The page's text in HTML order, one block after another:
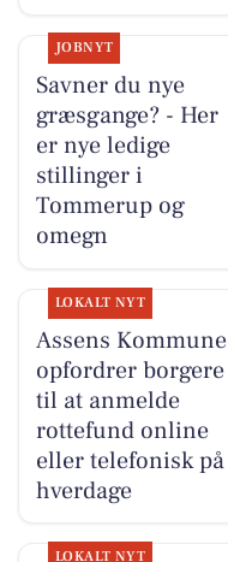
JOBNYT
Savner du nye
græsgange? - Her
er nye ledige
stillinger i
Tommerup og
omegn
LOKALT NYT
Assens Kommune
opfordrer borgere
til at anmelde
rottefund online
eller telefonisk på
hverdage
LOKALT NYT